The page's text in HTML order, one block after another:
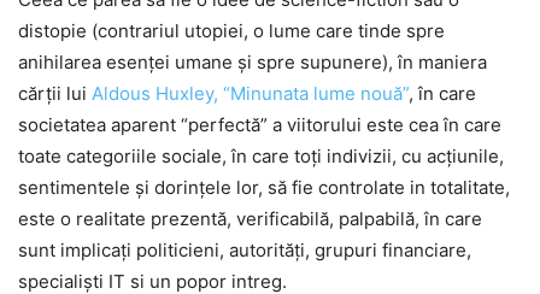
distopie (contrariul utopiei, o lume care tinde spre
anihilarea esenţei umane şi spre supunere), în maniera
cărţii lui Aldous Huxley, “Minunata lume nouă”, în care
societatea aparent “perfectă” a viitorului este cea în care
toate categoriile sociale, în care toţi indivizii, cu acţiunile,
sentimentele şi dorinţele lor, să fie controlate in totalitate,
este o realitate prezentă, verificabilă, palpabilă, în care
sunt implicaţi politicieni, autorităţi, grupuri financiare,
specialişti IT si un popor intreg.